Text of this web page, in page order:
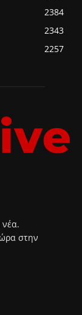
2384
2343
2257
νέα.
στην